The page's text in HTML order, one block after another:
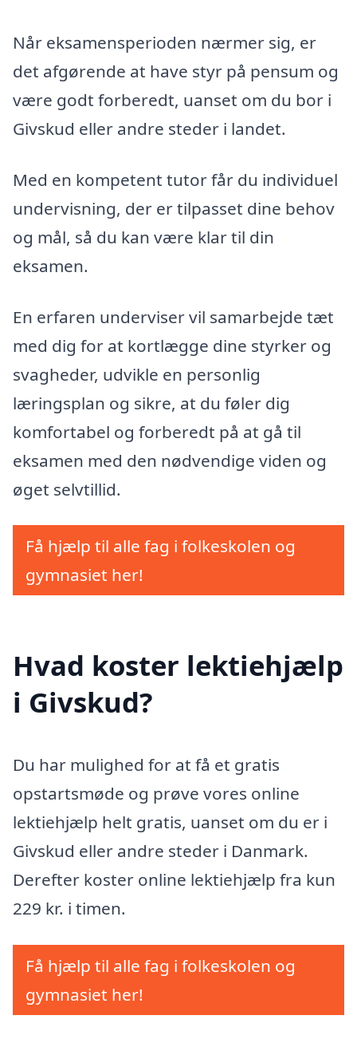
Når eksamensperioden nærmer sig, er
det afgørende at have styr på pensum og
være godt forberedt, uanset om du bor i
Givskud eller andre steder i landet.
Med en kompetent tutor får du individuel
undervisning, der er tilpasset dine behov
og mål, så du kan være klar til din
eksamen.
En erfaren underviser vil samarbejde tæt
med dig for at kortlægge dine styrker og
svagheder, udvikle en personlig
læringsplan og sikre, at du føler dig
komfortabel og forberedt på at gå til
eksamen med den nødvendige viden og
øget selvtillid.
Få hjælp til alle fag i folkeskolen og
gymnasiet her!
Hvad koster lektiehjælp
i Givskud?
Du har mulighed for at få et gratis
opstartsmøde og prøve vores online
lektiehjælp helt gratis, uanset om du er i
Givskud eller andre steder i Danmark.
Derefter koster online lektiehjælp fra kun
229 kr. i timen.
Få hjælp til alle fag i folkeskolen og
gymnasiet her!